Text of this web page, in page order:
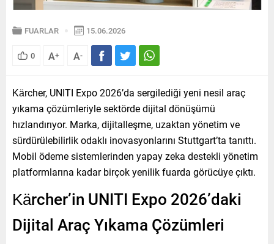
FUARLAR 15.06.2026
0 A+ A-
Kärcher, UNITI Expo 2026’da sergilediği yeni nesil araç
yıkama çözümleriyle sektörde dijital dönüşümü
hızlandırıyor. Marka, dijitalleşme, uzaktan yönetim ve
sürdürülebilirlik odaklı inovasyonlarını Stuttgart’ta tanıttı.
Mobil ödeme sistemlerinden yapay zeka destekli yönetim
platformlarına kadar birçok yenilik fuarda görücüye çıktı.
Kärcher’in UNITI Expo 2026’daki
Dijital Araç Yıkama Çözümleri